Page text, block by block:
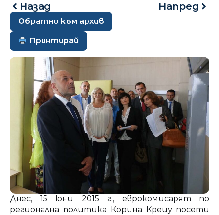
Назад Напред
Обратно към архив
Принтирай
Днес, 15 юни 2015 г., еврокомисарят по
регионална политика Корина Крецу посети